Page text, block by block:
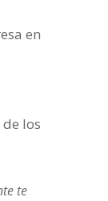
en
los
te